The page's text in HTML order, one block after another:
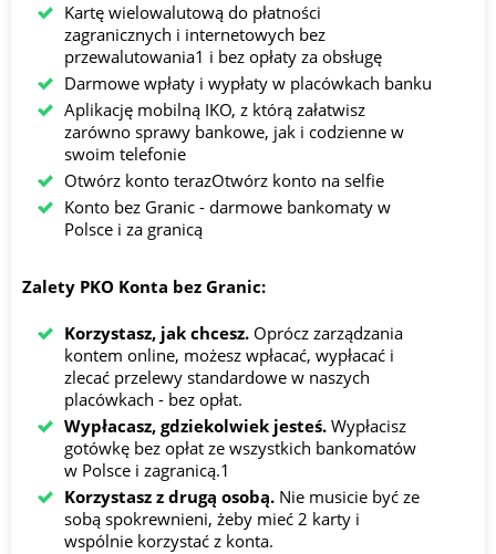
Kartę wielowalutową do płatności
zagranicznych i internetowych bez
przewalutowania1 i bez opłaty za obsługę
Darmowe wpłaty i wypłaty w placówkach banku
Aplikację mobilną IKO, z którą załatwisz
zarówno sprawy bankowe, jak i codzienne w
swoim telefonie
Otwórz konto terazOtwórz konto na selfie
Konto bez Granic - darmowe bankomaty w
Polsce i za granicą
Zalety PKO Konta bez Granic:
Korzystasz, jak chcesz. Oprócz zarządzania
kontem online, możesz wpłacać, wypłacać i
zlecać przelewy standardowe w naszych
placówkach - bez opłat.
Wypłacasz, gdziekolwiek jesteś. Wypłacisz
gotówkę bez opłat ze wszystkich bankomatów
w Polsce i zagranicą.1
Korzystasz z drugą osobą. Nie musicie być ze
sobą spokrewnieni, żeby mieć 2 karty i
wspólnie korzystać z konta.